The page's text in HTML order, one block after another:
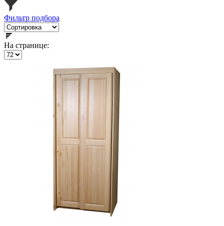
Фильтр подбора
На странице: